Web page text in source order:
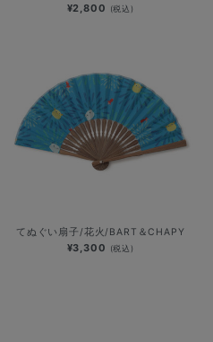
¥2,800 (税込)
てぬぐい扇子/花火/BART＆CHAPY
¥3,300 (税込)